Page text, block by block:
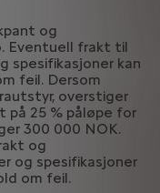
og
Eventuell frakt til
spesifikasjoner kan
feil. Dersom
overstiger
på 25 % påløpe for
300 000 NOK.
og
og spesifikasjoner
om feil.